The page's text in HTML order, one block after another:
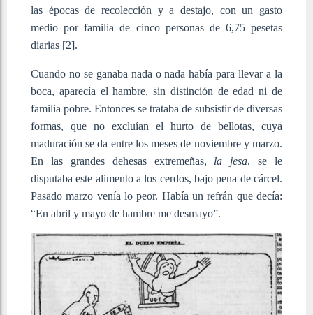
las épocas de recolección y a destajo, con un gasto
medio por familia de cinco personas de 6,75 pesetas
diarias [2].
Cuando no se ganaba nada o nada había para llevar a la
boca, aparecía el hambre, sin distinción de edad ni de
familia pobre. Entonces se trataba de subsistir de diversas
formas, que no excluían el hurto de bellotas, cuya
maduración se da entre los meses de noviembre y marzo.
En las grandes dehesas extremeñas, la jesa, se le
disputaba este alimento a los cerdos, bajo pena de cárcel.
Pasado marzo venía lo peor. Había un refrán que decía:
“En abril y mayo de hambre me desmayo”.